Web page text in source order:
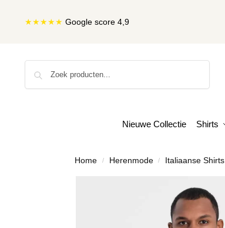
★★★★★ Google score 4,9
Nieuwe Collectie Shirts
Home / Herenmode / Italiaanse Shirts